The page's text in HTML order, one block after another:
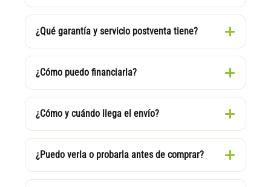
¿Qué garantía y servicio postventa tiene?
¿Cómo puedo financiarla?
¿Cómo y cuándo llega el envío?
¿Puedo verla o probarla antes de comprar?